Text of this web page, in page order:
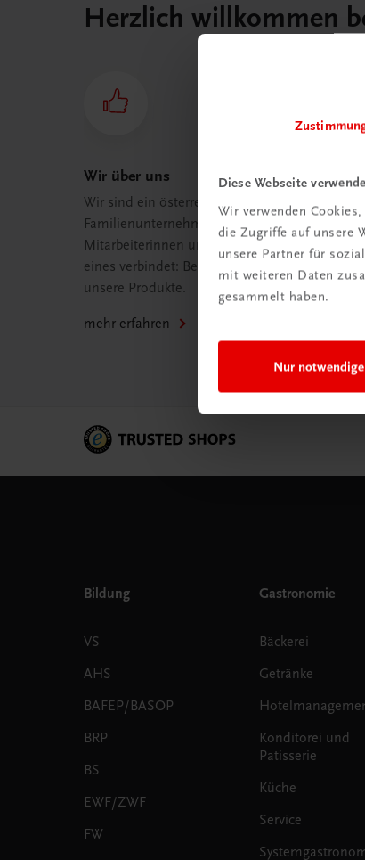
Diese Webseite
Wir verwenden
die Zugriffe auf unsere
unsere Partner für
mit weiteren Daten
gesammelt haben.
Nur
Herzlich willkommen
Wir über uns
Wir sind ein österreichisches
Familienunternehmen mit 75
Mitarbeiterinnen und Mitarbeitern, die
eines verbindet: Begeisterung für
unsere Produkte.
mehr erfahren
Bildung
VS
AHS
BAFEP/BASOP
BRP
BS
EWF/ZWF
FW
Gastronomie
Bäckerei
Getränke
Konditorei und
Patisserie
Küche
Service